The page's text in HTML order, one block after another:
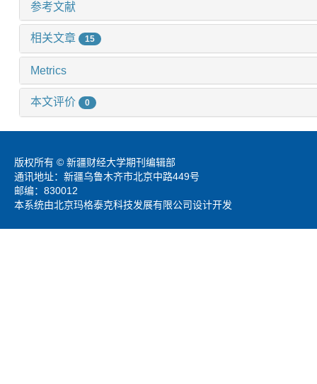
参考文献
相关文章 15
Metrics
本文评价 0
版权所有 © 新疆财经大学期刊编辑部
通讯地址：新疆乌鲁木齐市北京中路449号
邮编：830012
本系统由北京玛格泰克科技发展有限公司设计开发